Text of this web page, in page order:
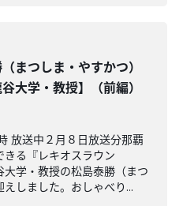
まつしま・やすかつ）
大学・教授】（前編）
放送中２月８日放送分那覇
る『レキオスラウン
・教授の松島泰勝（まつ
しました。おしゃべり...